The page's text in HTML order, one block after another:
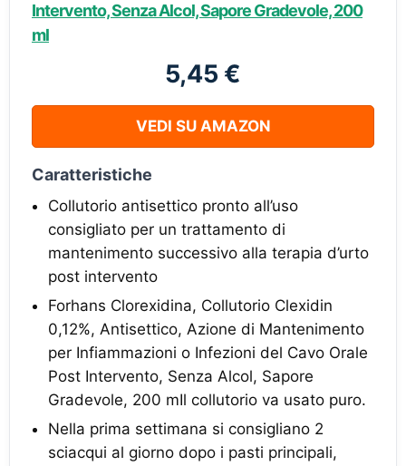
Intervento, Senza Alcol, Sapore Gradevole, 200
ml
5,45 €
VEDI SU AMAZON
Caratteristiche
Collutorio antisettico pronto all’uso
consigliato per un trattamento di
mantenimento successivo alla terapia d’urto
post intervento
Forhans Clorexidina, Collutorio Clexidin
0,12%, Antisettico, Azione di Mantenimento
per Infiammazioni o Infezioni del Cavo Orale
Post Intervento, Senza Alcol, Sapore
Gradevole, 200 mIl collutorio va usato puro.
Nella prima settimana si consigliano 2
sciacqui al giorno dopo i pasti principali,